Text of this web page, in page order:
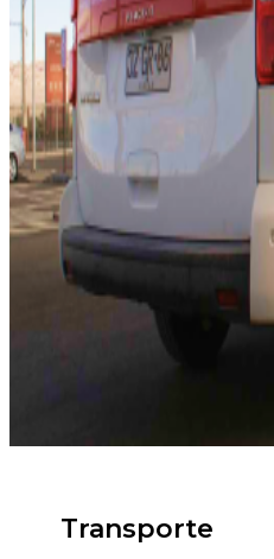
Transporte